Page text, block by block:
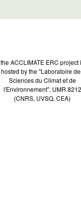
the ACCLIMATE ERC project
hosted by the "Laboratoire
Sciences du Climat et de
l'Environnement", UMR 8212
(CNRS, UVSQ, CEA)